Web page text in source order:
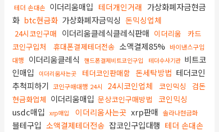
테더 손대손 이더리움매입 테더개인거래 가상화폐자금현금
화 btc현금화 가상화폐자금믹싱 돈믹싱업체
24시코인구매 이더리움클레식클레식판매 이더리움
카드
코인구입처
휴대폰결제테더전송 소액결제85% 바이낸스구입
대행 이더리움클레식 핸드폰결제비트코인구입 테더수사기관 비트코
인매입
이더리움사는곳 테더코인판매함 돈세탁방법 테더코인
추척피하기 코인구매대행 24시 24시코인업체 코인믹싱
검돈
현금화업체 이더리움매입 문상코인구매방법
코인믹싱
usdc매입
xrp매입 이더리움사는곳 xrp판매 솔라나현금화
블테구입 소액결제테더전송 잡코인구입대행 테더 손대손